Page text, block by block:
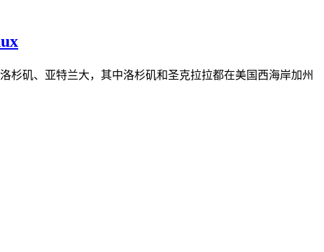
杉矶、亚特兰大，其中洛杉矶和圣克拉拉都在美国西海岸加州